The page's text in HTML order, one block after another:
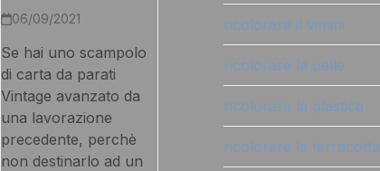
06/09/2021
Se hai uno scampolo
di carta da parati
Vintage avanzato da
una lavorazione
precedente, perchè
non destinarlo ad un
ricolorare il vimini
ricolorare la pelle
ricolorare la plastica
ricolorare la terracotta